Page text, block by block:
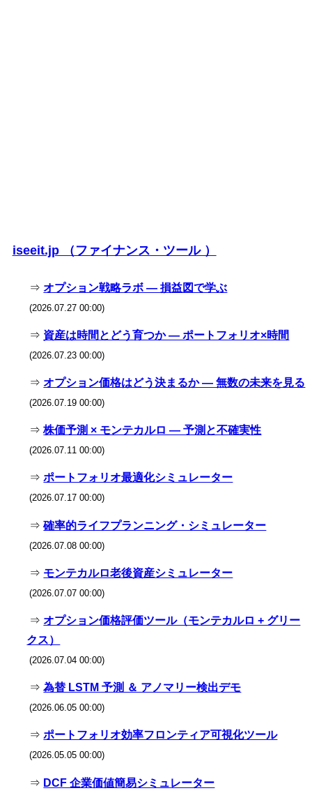
iseeit.jp （ファイナンス・ツール ）
⇒オプション戦略ラボ — 損益図で学ぶ
(2026.07.27 00:00)
⇒ 資産は時間とどう育つか — ポートフォリオ×時間
(2026.07.23 00:00)
⇒オプション価格はどう決まるか — 無数の未来を見る
(2026.07.19 00:00)
⇒株価予測 × モンテカルロ — 予測と不確実性
(2026.07.11 00:00)
⇒ポートフォリオ最適化シミュレーター
(2026.07.17 00:00)
⇒確率的ライフプランニング・シミュレーター
(2026.07.08 00:00)
⇒ モンテカルロ老後資産シミュレーター
(2026.07.07 00:00)
⇒オプション価格評価ツール（モンテカルロ + グリー
クス）
(2026.07.04 00:00)
⇒為替 LSTM 予測 ＆ アノマリー検出デモ
(2026.06.05 00:00)
⇒ポートフォリオ効率フロンティア可視化ツール
(2026.05.05 00:00)
⇒ DCF 企業価値簡易シミュレーター